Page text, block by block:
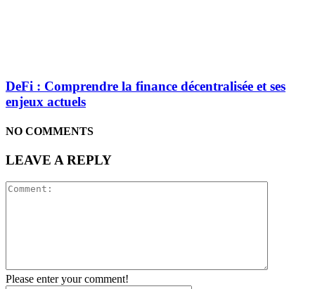
DeFi : Comprendre la finance décentralisée et ses
enjeux actuels
NO COMMENTS
LEAVE A REPLY
Please enter your comment!